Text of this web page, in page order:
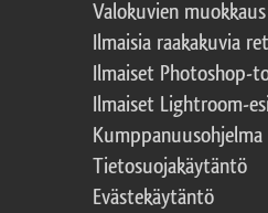
Valokuvien
Ilmaisia raakakuvia
Ilmaiset Photoshop-
Ilmaiset Lightroom-
Kumppanuusohjelma
Tietosuojakäytäntö
Evästekäytäntö